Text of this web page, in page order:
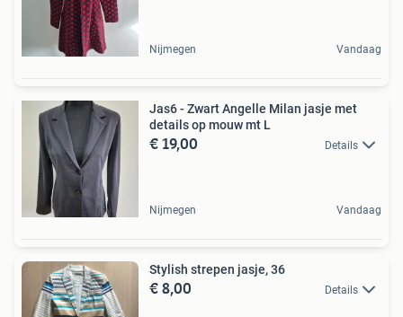
Nijmegen Vandaag
Jas6 - Zwart Angelle Milan jasje met
details op mouw mt L
€ 19,00 Details
Nijmegen Vandaag
Stylish strepen jasje, 36
€ 8,00 Details